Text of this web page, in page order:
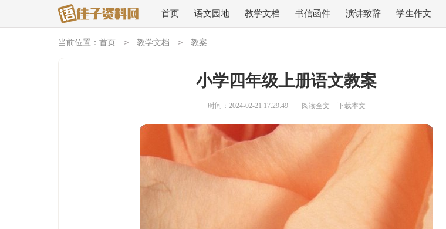
首页 语文园地 教学文档 书信函件 演讲致辞 学生作文
当前位置： 首页 > 教学文档 > 教案
小学四年级上册语文教案
时间：2024-02-21 17:29:49 阅读全文 下载本文